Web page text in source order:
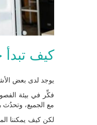
كيف تبدأ
يوجد لدى بعض
فكِّر في بيئة
مع الجميع، وتحدُث
لكن كيف يمكننا